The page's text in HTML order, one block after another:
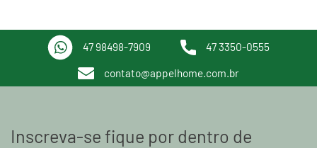
47 98498-7909 47 3350-0555
contato@appelhome.com.br
Inscreva-se fique por dentro de